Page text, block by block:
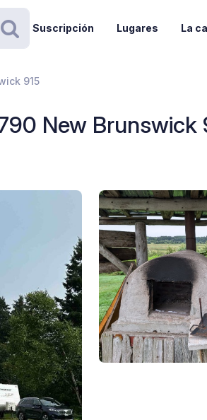
Buscar
Suscripción Lugares La
915
New Brunswick